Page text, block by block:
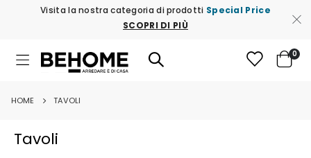
Visita la nostra categoria di prodotti Special Price
SCOPRI DI PIÙ
Toggle
Nav
Cart
0
HOME TAVOLI
Tavoli